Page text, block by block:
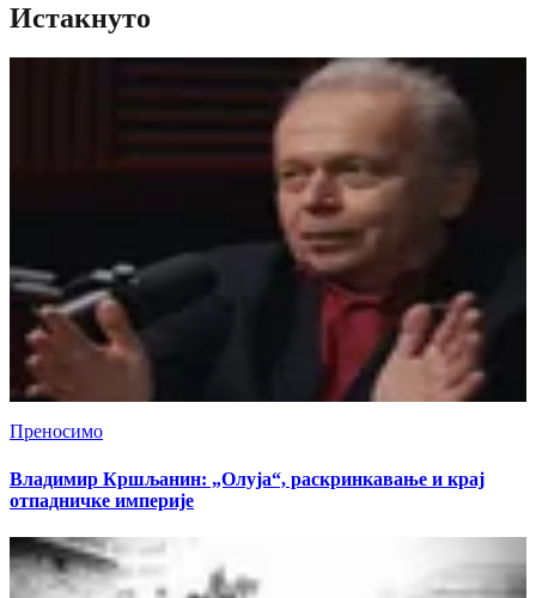
Истакнуто
Преносимо
Владимир Кршљанин: „Олуја“, раскринкавање и крај
отпадничке империје